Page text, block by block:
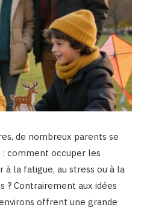
de nombreux parents se
comment occuper les
à la fatigue, au stress ou à la
? Contrairement aux idées
offrent une grande